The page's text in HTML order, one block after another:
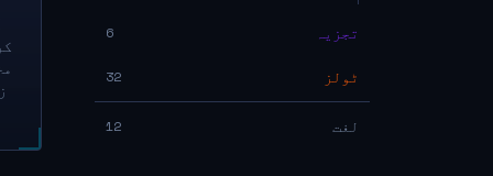
تجزیہ 6
ٹولز 32
لغت 12